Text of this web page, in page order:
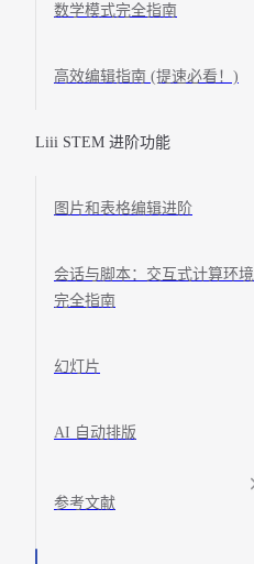
数学模式完全指南
高效编辑指南 (提速必看！)
Liii STEM 进阶功能
图片和表格编辑进阶
会话与脚本：交互式计算环境
完全指南
幻灯片
AI 自动排版
参考文献